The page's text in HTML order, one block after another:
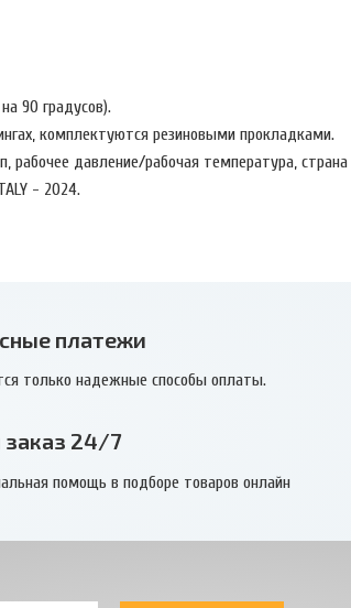
90 градусов).
комплектуются резиновыми прокладками.
давление/рабочая температура, страна
- 2024.
платежи
только надежные способы оплаты.
заказ 24/7
помощь в подборе товаров онлайн